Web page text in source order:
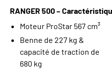
RANGER 500 –
Moteur ProStar 567 cm³
Benne de 227 kg &
capacité de traction de
680 kg